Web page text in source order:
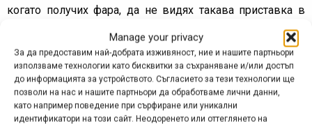
Manage your privacy
За да предоставим най-добрата изживяност, ние и нашите партньори
използваме технологии като бисквитки за съхраняване и/или достъп
до информацията за устройството. Съгласието за тези технологии ще
позволи на нас и нашите партньори да обработваме лични данни,
като например поведение при сърфиране или уникални
идентификатори на този сайт. Неодоренето или оттеглянето на
когато получих фара, да не видях такава приставка в
продажба, сега вече Sigma предлагат специална скоба
за монтиране на този и няколко други модела към
каска. Така че препоръчвам на всеки бъдещ собственик
на Buster 200 да помисли за такъв аксесоар. Възможно
е също така при някои модели каски фарът да се
закрепи чрез друг аксесоар – силиконова скоба за